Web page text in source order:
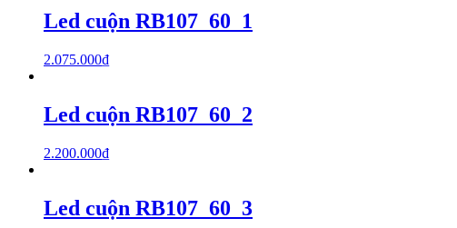
Led cuộn RB107_60_1
2.075.000₫
Led cuộn RB107_60_2
2.200.000₫
Led cuộn RB107_60_3